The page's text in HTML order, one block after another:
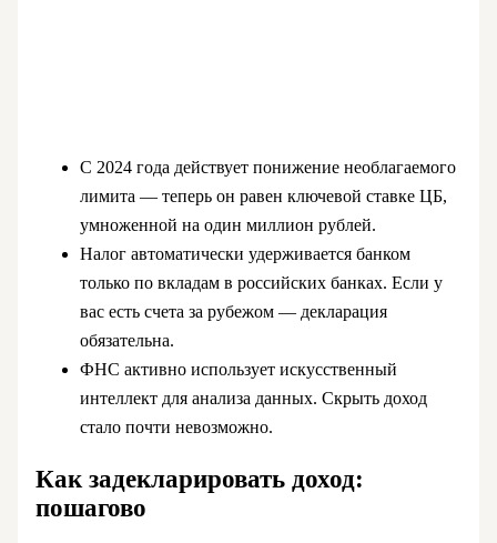
С 2024 года действует понижение необлагаемого
лимита — теперь он равен ключевой ставке ЦБ,
умноженной на один миллион рублей.
Налог автоматически удерживается банком
только по вкладам в российских банках. Если у
вас есть счета за рубежом — декларация
обязательна.
ФНС активно использует искусственный
интеллект для анализа данных. Скрыть доход
стало почти невозможно.
Как задекларировать доход:
пошагово